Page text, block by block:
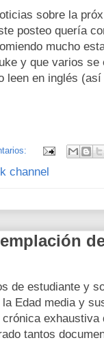
sobre la
posteo quería
mucho
y que varios se
leen en inglés
channel
de estudiante y
Edad media y
tantos